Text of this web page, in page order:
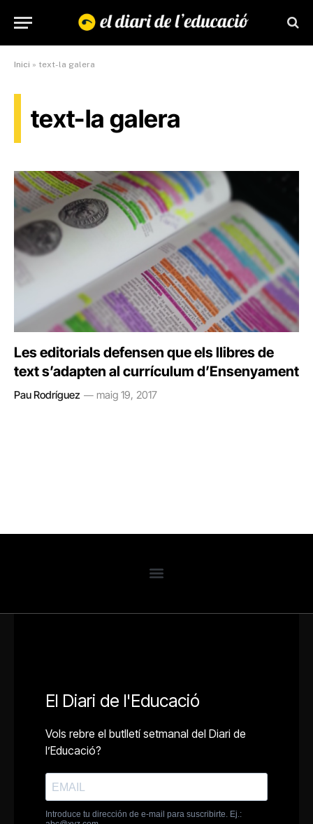
Inici » text-la galera
text-la galera
Les editorials defensen que els llibres de
text s’adapten al currículum d’Ensenyament
Pau Rodríguez maig 19, 2017